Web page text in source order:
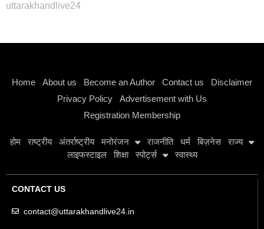
uttarakhandlive24
Home About us Become an Author Contact us
Disclaimer
Privacy Policy
Advertisement with Us
Registration Membership
होम राष्ट्रीय अंतर्राष्ट्रीय मनोरंजन राजनीति धर्म बिज़नेस
राज्य
लाइफस्टाइल
शिक्षा स्पोर्ट्स स्वास्थ्य
CONTACT US
contact@uttarakhandlive24.in